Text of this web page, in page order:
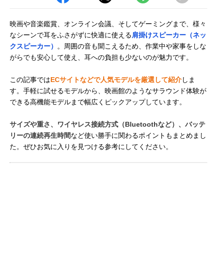
映画や音楽鑑賞、オンライン会議、そしてゲーミングまで、様々
なシーンで耳をふさがずに快適に使える肩掛けスピーカー（ネッ
クスピーカー）
。周囲の音も聞こえるため、作業中や家事をしな
がらでも安心して使え、耳への負担も少ないのが魅力です。
この記事ではECサイトなどで人気モデルを厳選して紹介しま
す。手軽に試せるモデルから、映画館のようなサラウンド体験が
できる高機能モデルまで幅広くピックアップしています。
サイズや重さ、ワイヤレス接続方式（Bluetoothなど）、バッテ
リーの連続再生時間など使い勝手に関わるポイントもまとめまし
た。ぜひお気に入りを見つける参考にしてください。